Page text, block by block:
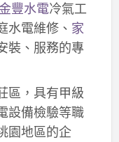
豐水電冷氣工
水電維修、 家
裝、服務的專
區，具有甲級
設備檢驗等職
園地區的企